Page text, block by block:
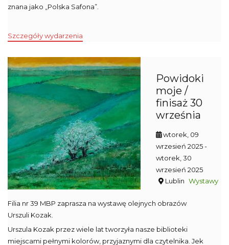
znana jako „Polska Safona”.
Szczegóły wydarzenia
Powidoki
moje /
finisaż 30
września
wtorek, 09
wrzesień 2025-
wtorek, 30
wrzesień 2025
Lublin Wystawy
Filia nr 39 MBP zaprasza na wystawę olejnych obrazów
Urszuli Kozak.
Urszula Kozak przez wiele lat tworzyła nasze biblioteki
miejscami pełnymi kolorów, przyjaznymi dla czytelnika. Jek